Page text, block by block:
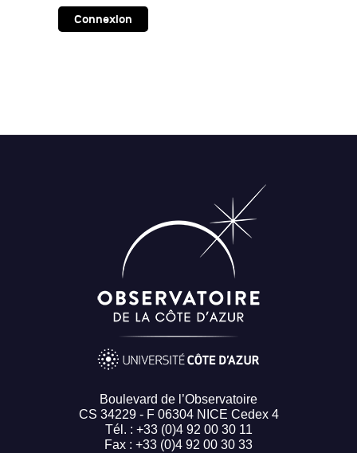
Connexion
Boulevard de l’Observatoire
CS 34229 - F 06304 NICE Cedex 4
Tél. : +33 (0)4 92 00 30 11
Fax : +33 (0)4 92 00 30 33